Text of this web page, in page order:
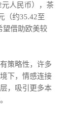
元人民币），茶
（约35.42至
望借助欧美较
策略性，许多
下，情感连接
，吸引更多本